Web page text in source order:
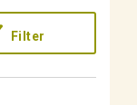
Filter